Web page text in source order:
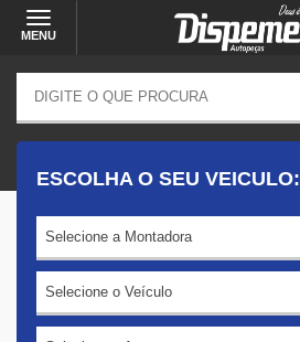
MENU
ESCOLHA O SEU VEICULO:
Selecione a Montadora
Selecione o Veículo